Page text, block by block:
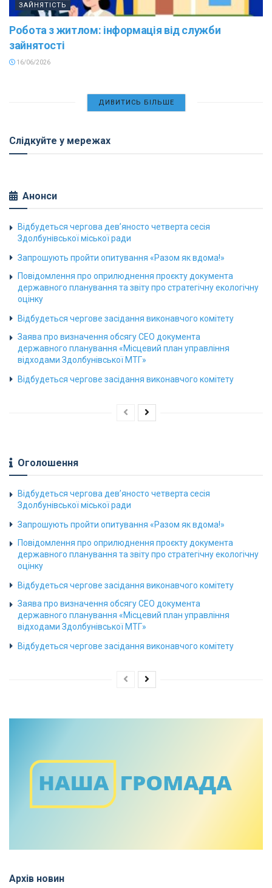
ЗАЙНЯТІСТЬ
Робота з житлом: інформація від служби
зайнятості
16/06/2026
ДИВИТИСЬ БІЛЬШЕ
Слідкуйте у мережах
Анонси
Відбудеться чергова дев’яносто четверта сесія
Здолбунівської міської ради
Запрошують пройти опитування «Разом як вдома!»
Повідомлення про оприлюднення проєкту документа
державного планування та звіту про стратегічну екологічну
оцінку
Відбудеться чергове засідання виконавчого комітету
Заява про визначення обсягу СЕО документа
державного планування «Місцевий план управління
відходами Здолбунівської МТГ»
Відбудеться чергове засідання виконавчого комітету
Оголошення
Відбудеться чергова дев’яносто четверта сесія
Здолбунівської міської ради
Запрошують пройти опитування «Разом як вдома!»
Повідомлення про оприлюднення проєкту документа
державного планування та звіту про стратегічну екологічну
оцінку
Відбудеться чергове засідання виконавчого комітету
Заява про визначення обсягу СЕО документа
державного планування «Місцевий план управління
відходами Здолбунівської МТГ»
Відбудеться чергове засідання виконавчого комітету
Архів новин